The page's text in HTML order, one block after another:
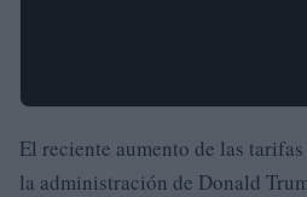
El reciente aumento de las
la administración de Donald